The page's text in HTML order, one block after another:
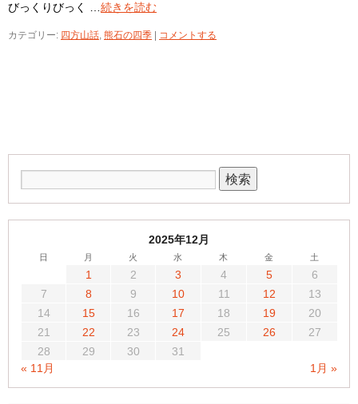
びっくりびっく … 続きを読む
カテゴリー: 四方山話, 熊石の四季 コメントする
2025年12月
日 月 火 水 木 金 土
1 2 3 4 5
6
7
8 9 10 11 12
13
14
15 16 17 18 19
20
21
22 23 24 25 26
27
28
29 30
31
« 11月
1月 »